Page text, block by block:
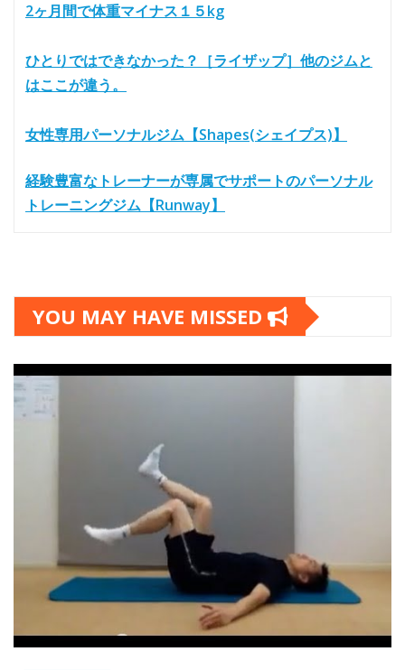
2ヶ月間で体重マイナス１５kg
ひとりではできなかった？［ライザップ］他のジムと
はここが違う。
女性専用パーソナルジム【Shapes(シェイプス)】
経験豊富なトレーナーが専属でサポートのパーソナル
トレーニングジム【Runway】
YOU MAY HAVE MISSED